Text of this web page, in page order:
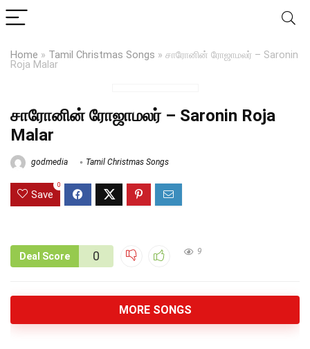
Home » Tamil Christmas Songs » சாரோனின் ரோஜாமலர் – Saronin
Roja Malar
சாரோனின் ரோஜாமலர் – Saronin Roja
Malar
godmedia Tamil Christmas Songs
Save
0
Deal Score 0 9
MORE SONGS